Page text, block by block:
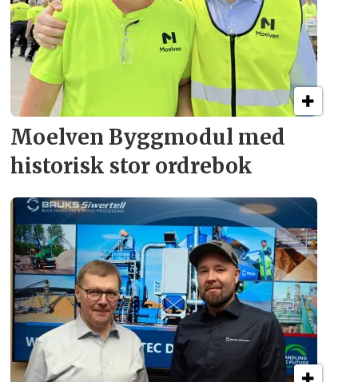
Moelven Byggmodul med
historisk stor ordrebok